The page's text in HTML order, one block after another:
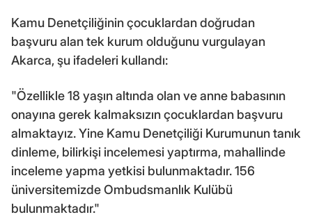
Kamu Denetçiliğinin çocuklardan doğrudan
başvuru alan tek kurum olduğunu vurgulayan
Akarca, şu ifadeleri kullandı:
"Özellikle 18 yaşın altında olan ve anne babasının
onayına gerek kalmaksızın çocuklardan başvuru
almaktayız. Yine Kamu Denetçiliği Kurumunun tanık
dinleme, bilirkişi incelemesi yaptırma, mahallinde
inceleme yapma yetkisi bulunmaktadır. 156
üniversitemizde Ombudsmanlık Kulübü
bulunmaktadır."